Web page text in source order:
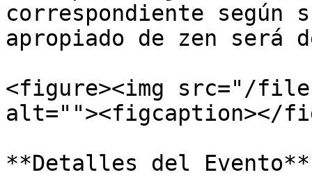
correspondiente según
apropiado de zen será
<figure><img src="/files/
alt=""><figcaption></
**Detalles del Evento**